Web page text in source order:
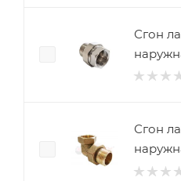
Сгон
Сгон